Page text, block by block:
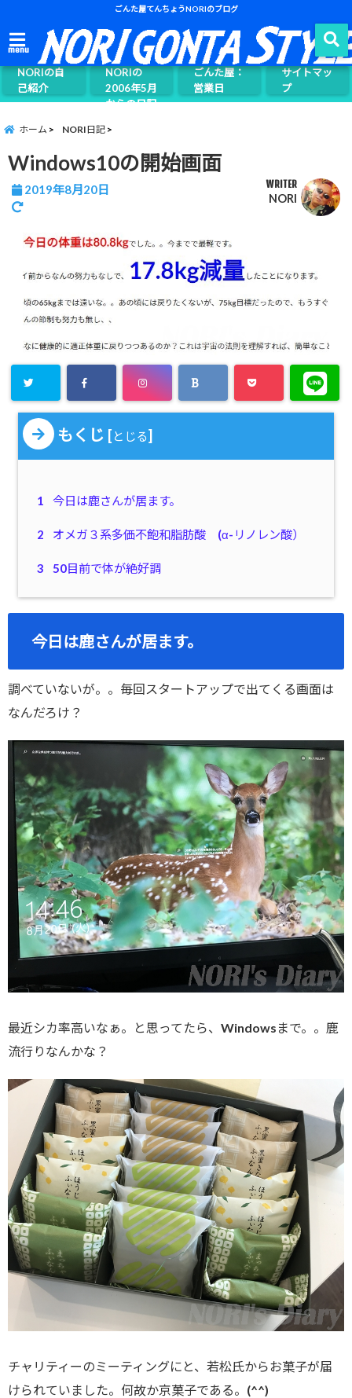
ごんた屋てんちょうNORIのブログ
menu
NORIの自
己紹介
ごんた屋て
んちょう
NORIの
2006年5月
からの日記
ごんた屋：
営業日
サイトマッ
プ
ホーム NORI日記
Windows10の開始画面
2019年8月20日 WRITER
NORI
もくじ [とじる]
1 今日は鹿さんが居ます。
2 オメガ３系多価不飽和脂肪酸 (α-リノレン酸）
3 50目前で体が絶好調
今日は鹿さんが居ます。
調べていないが。。毎回スタートアップで出てくる画面は
なんだろけ？
最近シカ率高いなぁ。と思ってたら、Windowsまで。。鹿
流行りなんかな？
チャリティーのミーティングにと、若松氏からお菓子が届
けられていました。何故か京菓子である。(^^)